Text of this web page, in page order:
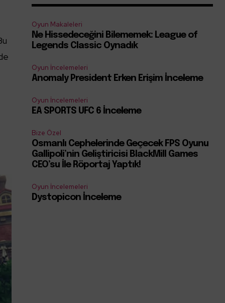
Oyun Makaleleri
Ne Hissedeceğini Bilememek: League of
Legends Classic Oynadık
Oyun İncelemeleri
Anomaly President Erken Erişim İnceleme
Oyun İncelemeleri
EA SPORTS UFC 6 İnceleme
Bize Özel
Osmanlı Cephelerinde Geçecek FPS Oyunu
Gallipoli’nin Geliştiricisi BlackMill Games
CEO’su İle Röportaj Yaptık!
Oyun İncelemeleri
Dystopicon İnceleme